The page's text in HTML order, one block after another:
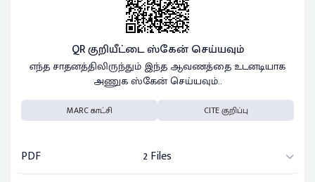
QR குறியீட்டை ஸ்கேன் செய்யவும்
எந்த சாதனத்திலிருந்தும் இந்த ஆவணத்தை உடனடியாக
அணுக ஸ்கேன் செய்யவும்..
MARC காட்சி CITE குறிப்பு
PDF
2 Files